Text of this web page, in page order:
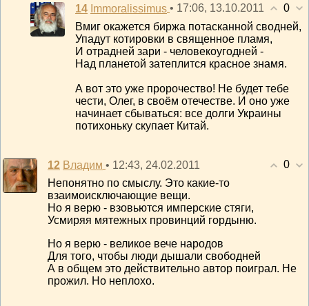
0
14 Immoralissimus • 17:06, 13.10.2011
Вмиг окажется биржа потасканной сводней,
Упадут котировки в священное пламя,
И отрадней зари - человекоугодней -
Над планетой затеплится красное знамя.
А вот это уже пророчество! Не будет тебе
чести, Олег, в своём отечестве. И оно уже
начинает сбываться: все долги Украины
потихоньку скупает Китай.
0
12 Владим • 12:43, 24.02.2011
Непонятно по смыслу. Это какие-то
взаимоисключающие вещи.
Но я верю - взовьются имперские стяги,
Усмиряя мятежных провинций гордыню.
Но я верю - великое вече народов
Для того, чтобы люди дышали свободней
А в общем это действительно автор поиграл. Не
прожил. Но неплохо.